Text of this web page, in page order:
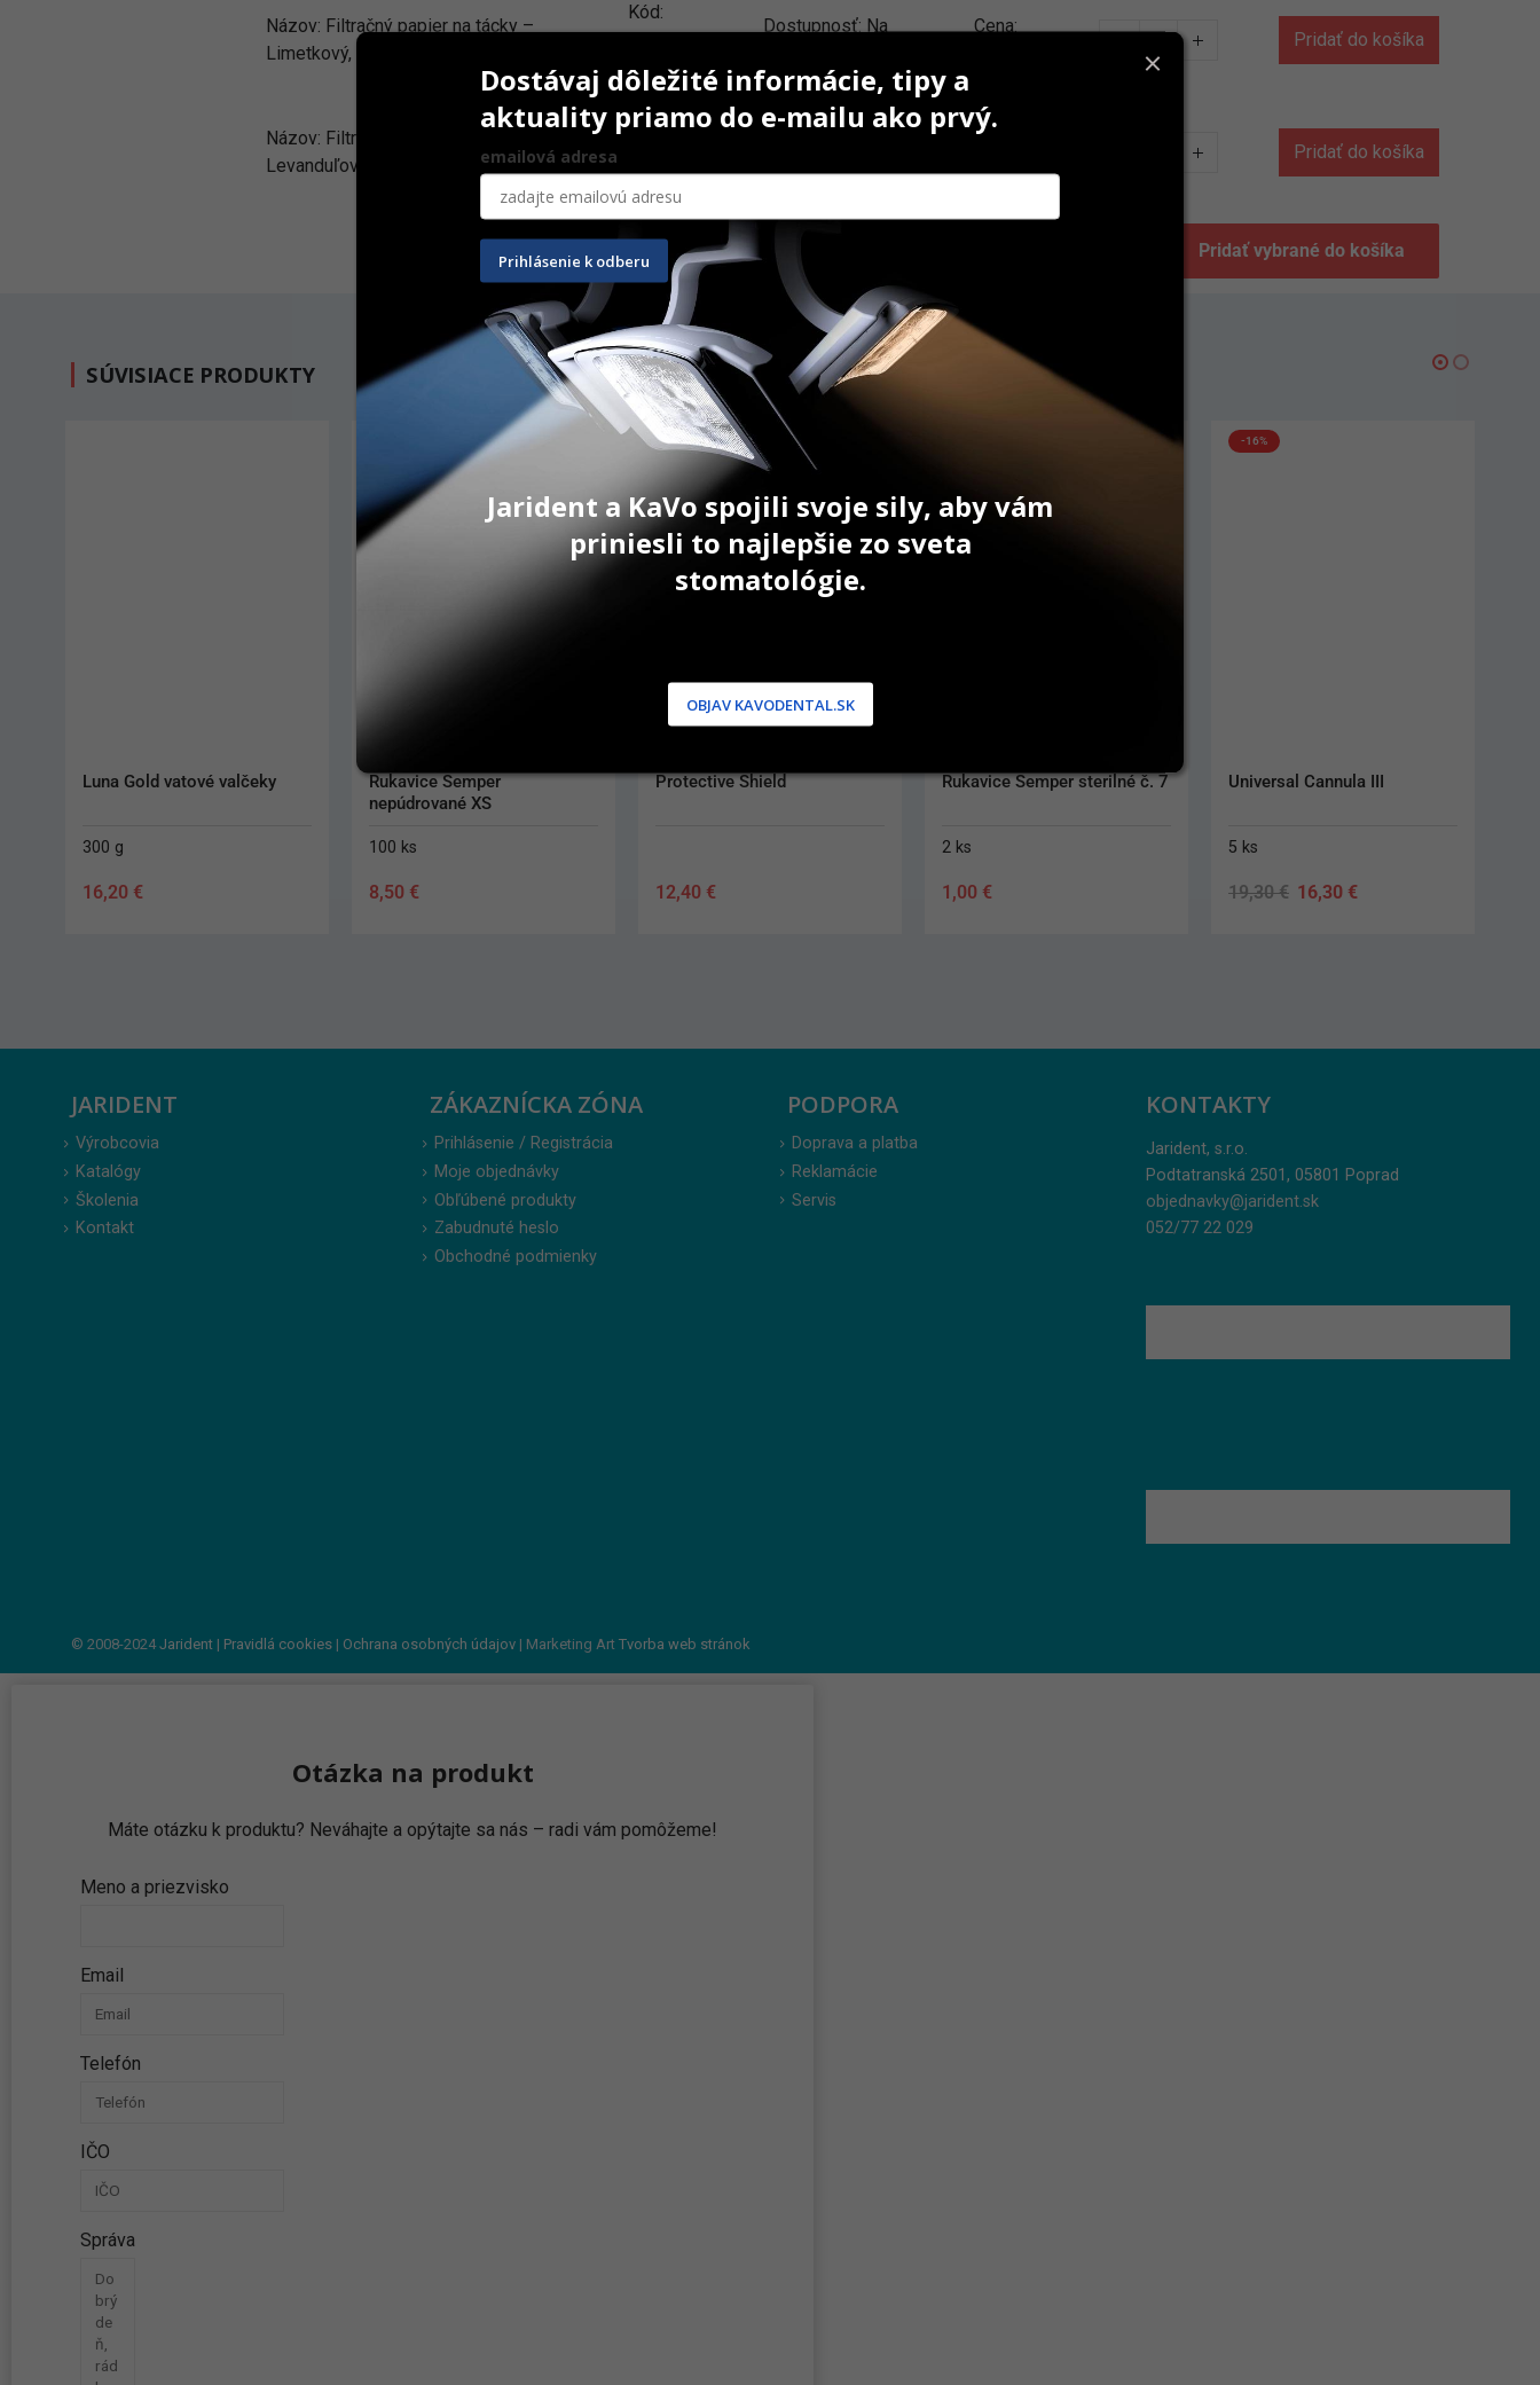
Názov: Filtračný papier na tácky –
Limetkový, 208-103
Kód:
172S
Dostupnosť: Na
Cena:
Pridať do košíka
Názov: Filtračný papier na tácky –
Levanduľový, 208-102
Kód:
171S
Cena:
Pridať do košíka
Pridať vybrané do košíka
SÚVISIACE PRODUKTY
Luna Gold vatové valčeky
300 g
16,20 €
Rukavice Semper
nepúdrované XS
100 ks
8,50 €
Protective Shield
12,40 €
Rukavice Semper sterilné č. 7
2 ks
1,00 €
-16%
Universal Cannula III
5 ks
19,30€ Original
16,30 €Current
JARIDENT
Výrobcovia
Katalógy
Školenia
Kontakt
ZÁKAZNÍCKA ZÓNA
Prihlásenie / Registrácia
Moje objednávky
Obľúbené produkty
Zabudnuté heslo
Obchodné podmienky
PODPORA
Doprava a platba
Reklamácie
Servis
KONTAKTY
Jarident, s.r.o.
Podtatranská 2501, 05801 Poprad
objednavky@jarident.sk
052/77 22 029
© 2008-2024Jarident | Pravidlá cookies | Ochrana osobných údajov | Marketing Art Tvorba web stránok
Otázka na produkt
Máte otázku k produktu? Neváhajte a opýtajte sa nás – radi vám pomôžeme!
Meno a priezvisko
Email
Telefón
IČO
Správa
Dostávaj dôležité informácie, tipy a
aktuality priamo do e-mailu ako prvý.
emailová adresa
Prihlásenie k odberu
Jarident a KaVo spojili svoje sily, aby vám
priniesli to najlepšie zo sveta
stomatológie.
OBJAV KAVODENTAL.SK